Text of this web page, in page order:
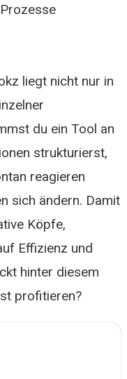
liegt nicht nur in
du ein Tool an
strukturierst,
reagieren
sich ändern. Damit
Köpfe,
Effizienz und
hinter diesem
profitieren?